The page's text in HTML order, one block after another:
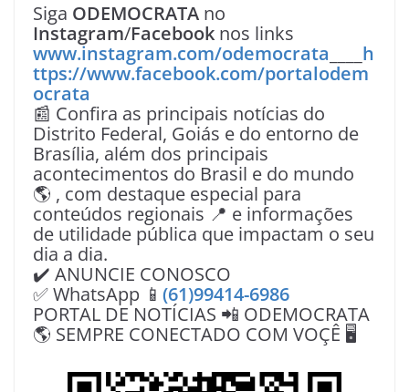
Siga ODEMOCRATA no
Instagram/Facebook nos links
www.instagram.com/odemocrata
h
ttps://www.facebook.com/portalodem
ocrata
📰 Confira as principais notícias do
Distrito Federal, Goiás e do entorno de
Brasília, além dos principais
acontecimentos do Brasil e do mundo
🌎 , com destaque especial para
conteúdos regionais 📍 e informações
de utilidade pública que impactam o seu
dia a dia.
✔️ ANUNCIE CONOSCO
✅ WhatsApp 📱 (61)99414-6986
PORTAL DE NOTÍCIAS 📲 ODEMOCRATA
🌎 SEMPRE CONECTADO COM VOÇÊ 🖥️